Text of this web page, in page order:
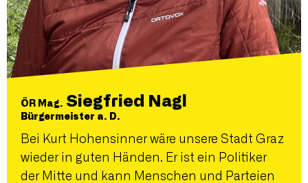
ÖR Mag. Siegfried Nagl
Bürgermeister a. D.
Bei Kurt Hohensinner wäre unsere Stadt Graz
wieder in guten Händen. Er ist ein Politiker
der Mitte und kann Menschen und Parteien